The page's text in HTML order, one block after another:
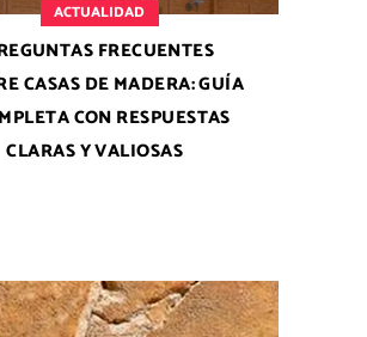
ACTUALIDAD
FRECUENTES
CASAS DE MADERA: GUÍA
CON RESPUESTAS
CLARAS Y VALIOSAS